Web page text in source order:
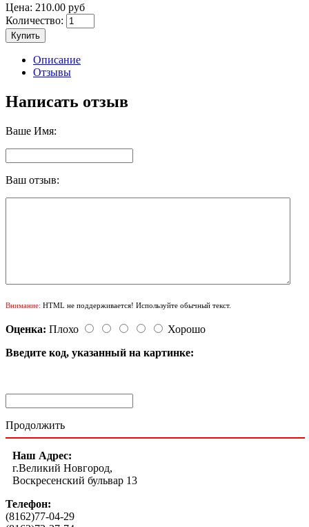
Цена: 210.00 руб
Количество:
Купить
Описание
Отзывы
Написать отзыв
Ваше Имя:
Ваш отзыв:
Внимание: HTML не поддерживается! Используйте обычный текст.
Оценка: Плохо
Хорошо
Введите код, указанный на картинке:
Продолжить
Наш Адрес:
г.Великий Новгород,
Воскресенский бульвар 13
Телефон:
(8162)77-04-29